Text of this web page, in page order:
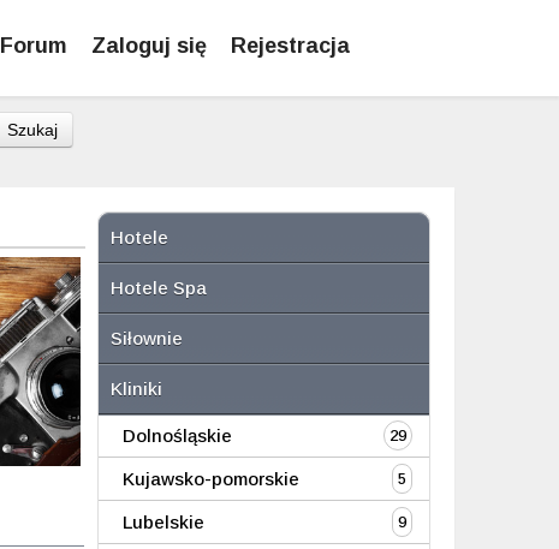
Forum Zaloguj się Rejestracja
Szukaj
Hotele
Hotele Spa
Siłownie
Kliniki
Dolnośląskie 29
Kujawsko-pomorskie 5
Lubelskie 9